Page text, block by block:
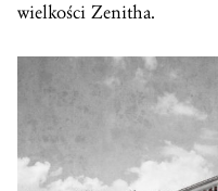
wielkości Zenitha.